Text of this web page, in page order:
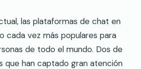
las plataformas de chat en
cada vez más populares para
de todo el mundo. Dos de
que han captado gran atención